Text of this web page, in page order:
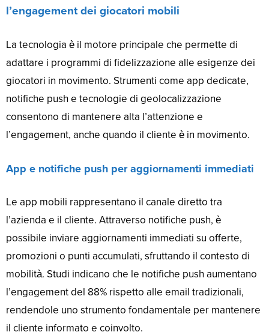
l’engagement dei giocatori mobili
La tecnologia è il motore principale che permette di
adattare i programmi di fidelizzazione alle esigenze dei
giocatori in movimento. Strumenti come app dedicate,
notifiche push e tecnologie di geolocalizzazione
consentono di mantenere alta l’attenzione e
l’engagement, anche quando il cliente è in movimento.
App e notifiche push per aggiornamenti immediati
Le app mobili rappresentano il canale diretto tra
l’azienda e il cliente. Attraverso notifiche push, è
possibile inviare aggiornamenti immediati su offerte,
promozioni o punti accumulati, sfruttando il contesto di
mobilità. Studi indicano che le notifiche push aumentano
l’engagement del 88% rispetto alle email tradizionali,
rendendole uno strumento fondamentale per mantenere
il cliente informato e coinvolto.